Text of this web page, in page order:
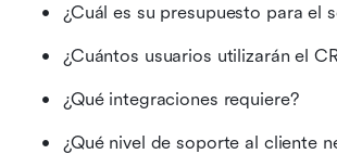
¿Cuál es su presupuesto para el
¿Cuántos usuarios utilizarán el
¿Qué integraciones requiere?
¿Qué nivel de soporte al cliente